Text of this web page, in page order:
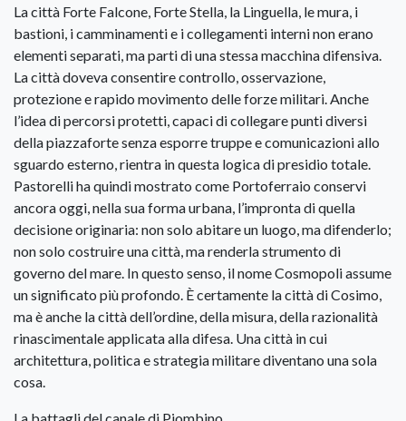
La città Forte Falcone, Forte Stella, la Linguella, le mura, i
bastioni, i camminamenti e i collegamenti interni non erano
elementi separati, ma parti di una stessa macchina difensiva.
La città doveva consentire controllo, osservazione,
protezione e rapido movimento delle forze militari. Anche
l’idea di percorsi protetti, capaci di collegare punti diversi
della piazzaforte senza esporre truppe e comunicazioni allo
sguardo esterno, rientra in questa logica di presidio totale.
Pastorelli ha quindi mostrato come Portoferraio conservi
ancora oggi, nella sua forma urbana, l’impronta di quella
decisione originaria: non solo abitare un luogo, ma difenderlo;
non solo costruire una città, ma renderla strumento di
governo del mare. In questo senso, il nome Cosmopoli assume
un significato più profondo. È certamente la città di Cosimo,
ma è anche la città dell’ordine, della misura, della razionalità
rinascimentale applicata alla difesa. Una città in cui
architettura, politica e strategia militare diventano una sola
cosa.